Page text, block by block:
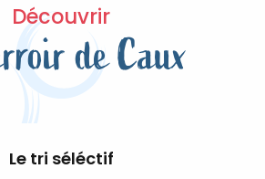
Découvrir
de Caux
Le tri séléctif